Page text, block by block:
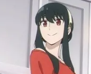
声優記事一覧